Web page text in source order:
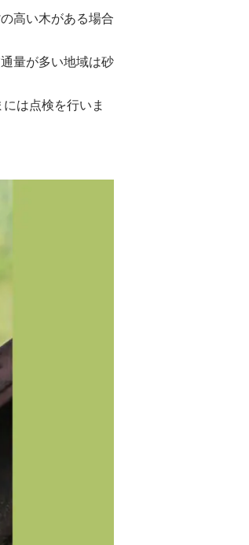
高い木がある場合
量が多い地域は砂
は点検を行いま